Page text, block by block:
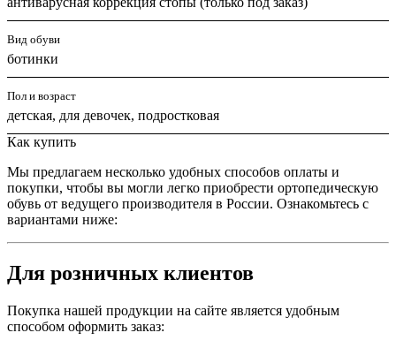
Вид обуви
ботинки
Пол и возраст
детская, для девочек, подростковая
Как купить
Мы предлагаем несколько удобных способов оплаты и
покупки, чтобы вы могли легко приобрести ортопедическую
обувь от ведущего производителя в России. Ознакомьтесь с
вариантами ниже:
Для розничных клиентов
Покупка нашей продукции на сайте является удобным
способом оформить заказ: